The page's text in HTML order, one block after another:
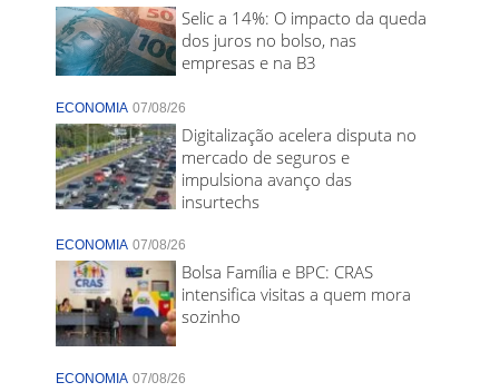
Selic a 14%: O impacto da queda
dos juros no bolso, nas
empresas e na B3
ECONOMIA 07/08/26
Digitalização acelera disputa no
mercado de seguros e
impulsiona avanço das
insurtechs
ECONOMIA 07/08/26
Bolsa Família e BPC: CRAS
intensifica visitas a quem mora
sozinho
ECONOMIA 07/08/26